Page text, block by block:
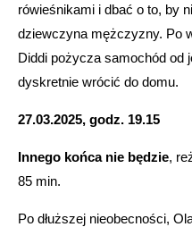
rówieśnikami i dbać o to, by
dziewczyna mężczyzny. Po
Diddi pożycza samochód od
dyskretnie wrócić do domu.
27.03.2025, godz. 19.15
Innego końca nie będzie,
85 min.
Po dłuższej nieobecności,